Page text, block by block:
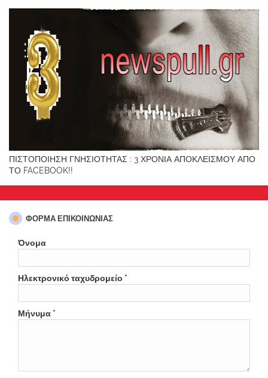
ΠΙΣΤΟΠΟΙΗΣΗ ΓΝΗΣΙΟΤΗΤΑΣ : 3 ΧΡΟΝΙΑ ΑΠΟΚΛΕΙΣΜΟΥ ΑΠΟ
ΤΟ FACEBOOK!!
ΦΌΡΜΑ ΕΠΙΚΟΙΝΩΝΊΑΣ
Όνομα
Ηλεκτρονικό ταχυδρομείο *
Μήνυμα *